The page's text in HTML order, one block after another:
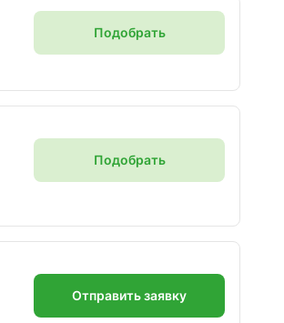
Подобрать
Подобрать
Отправить заявку